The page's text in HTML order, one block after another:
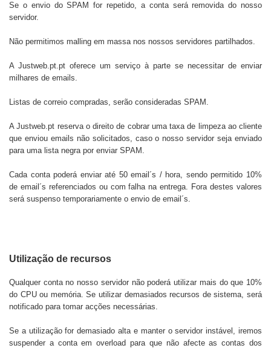
Se o envio do SPAM for repetido, a conta será removida do nosso
servidor.
Não permitimos malling em massa nos nossos servidores partilhados.
A Justweb.pt.pt oferece um serviço à parte se necessitar de enviar
milhares de emails.
Listas de correio compradas, serão consideradas SPAM.
AJustweb.pt reserva o direito de cobrar uma taxa de limpeza ao cliente
que enviou emails não solicitados, caso o nosso servidor seja enviado
para uma lista negra por enviar SPAM.
Cada conta poderá enviar até 50 email´s / hora, sendo permitido 10%
de email´s referenciados ou com falha na entrega. Fora destes valores
será suspenso temporariamente o envio de email´s.
Utilização de recursos
Qualquer conta no nosso servidor não poderá utilizar mais do que 10%
do CPU ou memória. Se utilizar demasiados recursos de sistema, será
notificado para tomar acções necessárias.
Se a utilização for demasiado alta e manter o servidor instável, iremos
suspender a conta em overload para que não afecte as contas dos